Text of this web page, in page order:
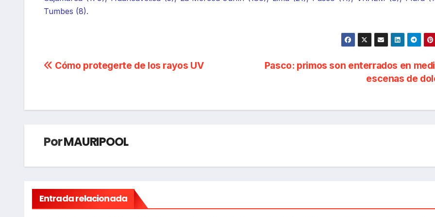
Tumbes (8).
Navegación
entradas
Pasco: primos son enterrados en
escenas de
Cómo protegerte de los rayos UV
PorMAURIPOOL
Entrada relacionada